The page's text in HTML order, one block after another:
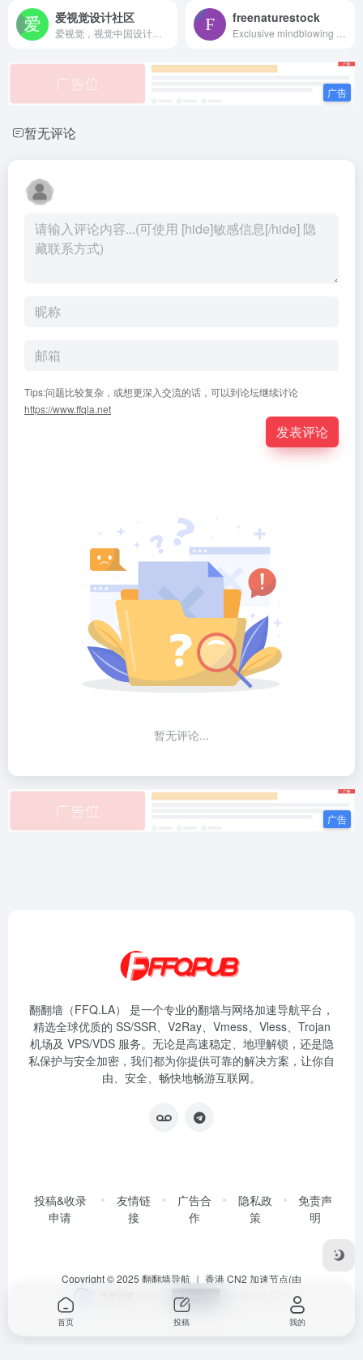
爱视觉设计社区 freenaturestock
暂无评论
Tips:问题比较复杂，或想更深入交流的话，可以到论坛继续讨论
https://www.ffqla.net
发表评论
暂无评论...
翻翻墙（FFQ.LA） 是一个专业的翻墙与网络加速导航平台，
精选全球优质的 SS/SSR、V2Ray、Vmess、Vless、Trojan
机场及 VPS/VDS 服务。无论是高速稳定、地理解锁，还是隐
私保护与安全加密，我们都为你提供可靠的解决方案，让你自
由、安全、畅快地畅游互联网。
投稿&收录
申请
友情链
接
广告合
作
隐私政
策
免责声
明
Copyright © 2025 翻翻墙导航 ｜ 香港 CN2 加速节点(由
首页 投稿 我的